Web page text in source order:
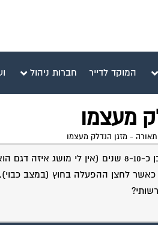
המוקד לדייר חברות ניהול
מעצמו
- מזגן הנדלק מעצמו
יש לי מזגן תדיראן בן כ-8-10 שנים
כאשר לחצן ההפעלה בחוץ (במצב